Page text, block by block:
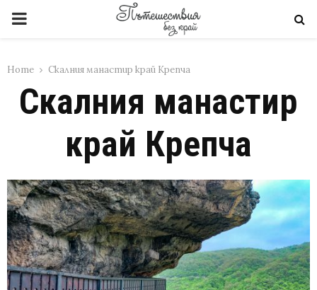
PRIMARY
Home Скалния манастир край Крепча
Скалния манастир
край Крепча